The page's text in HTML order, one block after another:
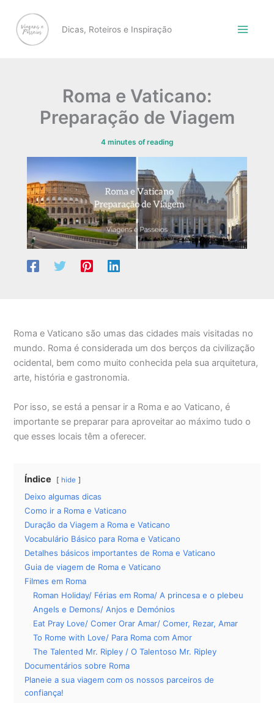
content
Dicas, Roteiros e Inspiração
Roma e Vaticano:
Preparação de Viagem
4 minutes of reading
Roma e Vaticano são umas das cidades mais visitadas no
mundo. Roma é considerada um dos berços da civilização
ocidental, bem como muito conhecida pela sua arquitetura,
arte, história e gastronomia.
Por isso, se está a pensar ir a Roma e ao Vaticano, é
importante se preparar para aproveitar ao máximo tudo o
que esses locais têm a oferecer.
Índice hide
Deixo algumas dicas
Como ir a Roma e Vaticano
Duração da Viagem a Roma e Vaticano
Vocabulário Básico para Roma e Vaticano
Detalhes básicos importantes de Roma e Vaticano
Guia de viagem de Roma e Vaticano
Filmes em Roma
Roman Holiday/ Férias em Roma/ A princesa e o plebeu
Angels e Demons/ Anjos e Demónios
Eat Pray Love/ Comer Orar Amar/ Comer, Rezar, Amar
To Rome with Love/ Para Roma com Amor
The Talented Mr. Ripley / O Talentoso Mr. Ripley
Documentários sobre Roma
Planeie a sua viagem com os nossos parceiros de
confiança!